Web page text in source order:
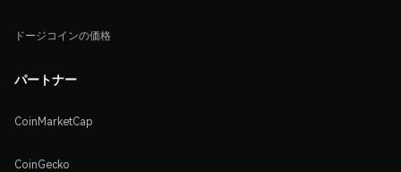
ドージコインの価格
パートナー
CoinMarketCap
CoinGecko